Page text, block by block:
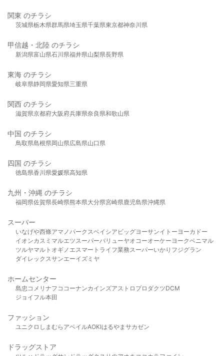
関東 のチラシ
茨城県栃木県群馬県埼玉県千葉県東京都神奈川県
甲信越・北陸 のチラシ
新潟県富山県石川県福井県山梨県長野県
東海 のチラシ
岐阜県静岡県愛知県三重県
関西 のチラシ
滋賀県京都府大阪府兵庫県奈良県和歌山県
中国 のチラシ
鳥取県島根県岡山県広島県山口県
四国 のチラシ
徳島県香川県愛媛県高知県
九州・沖縄 のチラシ
福岡県佐賀県長崎県熊本県大分県宮崎県鹿児島県沖縄県
スーパー
いなげや西條アマノパークスベイシア ビッグヨーサンイトーヨーカドー
イオンカスミ マルエツスーパーバリューヤオコーオーケー ヨークベニマル
ツルヤマルト オギノ エスマート ライフ業務スーパーいかり フジグラン
ダイレックスサンエーイズミヤ
ホームセンター
島忠 コメリ ナフコ コーナンカインズアストロプロダクツDCM
ジョイフル本田
ファッション
ユニクロ しまむら アベイルAOKIはるやま サカゼン
ドラッグストア